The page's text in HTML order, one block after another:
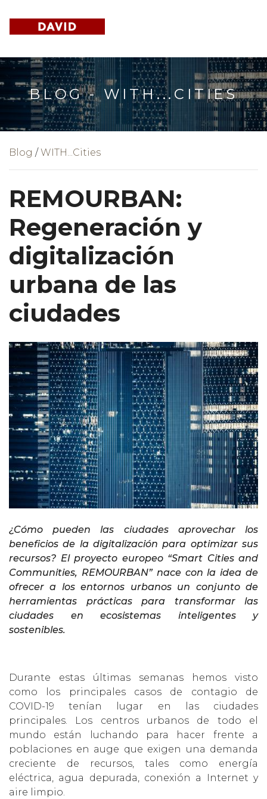
BLOG - WITH...CITIES
Blog /WITH...Cities
REMOURBAN:
Regeneración y
digitalización
urbana de las
ciudades
¿Cómo pueden las ciudades aprovechar los
beneficios de la digitalización para optimizar sus
recursos? El proyecto europeo “Smart Cities and
Communities, REMOURBAN” nace con la idea de
ofrecer a los entornos urbanos un conjunto de
herramientas prácticas para transformar las
ciudades en ecosistemas inteligentes y
sostenibles.
Durante estas últimas semanas hemos visto
como los principales casos de contagio de
COVID-19 tenían lugar en las ciudades
principales. Los centros urbanos de todo el
mundo están luchando para hacer frente a
poblaciones en auge que exigen una demanda
creciente de recursos, tales como energía
eléctrica, agua depurada, conexión a Internet y
aire limpio.